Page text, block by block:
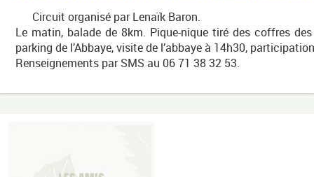
Circuit organisé par Lenaïk Baron.
Le matin, balade de 8km. Pique-nique tiré des coffres
parking de l’Abbaye, visite de l’abbaye à 14h30,
Renseignements par SMS au 06 71 38 32 53.